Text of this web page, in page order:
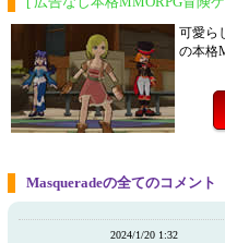
可愛ら
の本格
Masqueradeの全てのコメント
2024/1/20 1:32